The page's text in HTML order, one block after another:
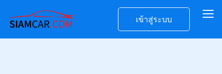
เข้าสู่ระบบ